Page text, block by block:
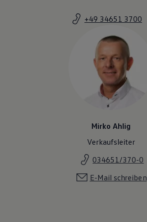
Lifestyle
Transport
Elektromobilität
Volkswagen R
Pannen- und Unfallhilfe
Volkswagen Kundenbetreuung
+49 34651 3700
Mirko Ahlig
Verkaufsleiter
034651/370-0
E-Mail schreiben